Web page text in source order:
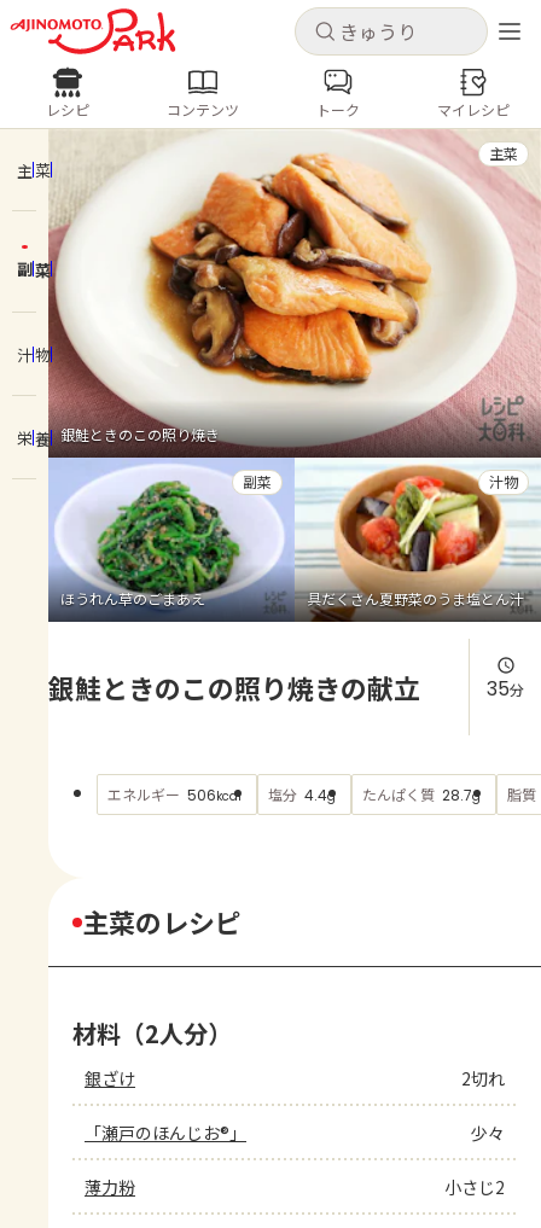
キャンセル
ログインするとレシピを保存できます
新規登録
ホーム
コンテンツ
レシピ
トーク
よくあるお問い合わせ
お買い物
AJINOMOTO PARK とは
キャンセル
レシピ コンテンツ
人気の食材・レシピ
きゅうり なす トマト
とうもろこし
ピーマン
みょうが ゴーヤ
レシピ コンテンツ トーク マイレシピ
主菜
副菜
汁物
栄養 銀鮭ときのこの照り焼き
主菜
ほうれん草のごまあえ
副菜
具だくさん夏野菜のうま塩とん汁
汁物
銀鮭ときのこの照り焼きの献立 35分
エネルギー 506kcal 塩分 4.4g たんぱく質 28.7g 脂質
主菜のレシピ
材料（2人分）
銀ざけ 2切れ
「瀬戸のほんじお®」 少々
薄力粉 小さじ2